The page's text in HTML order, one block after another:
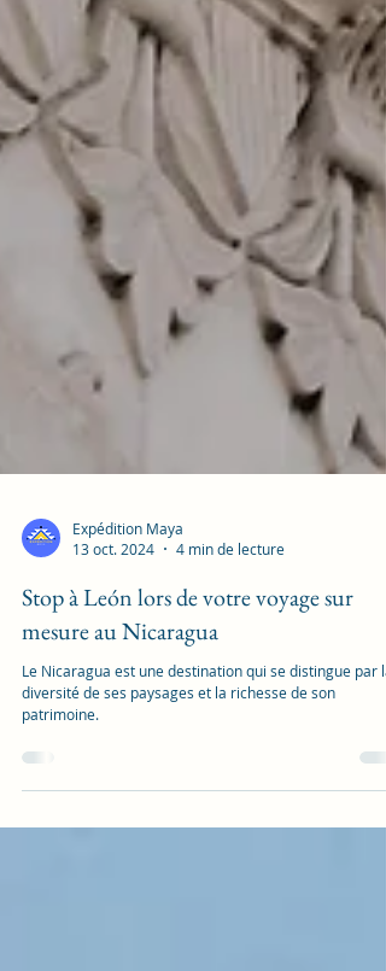
Expédition Maya
13 oct. 2024
4 min de lecture
Stop à León lors de votre voyage sur
mesure au Nicaragua
diversité de ses paysages et la richesse de son